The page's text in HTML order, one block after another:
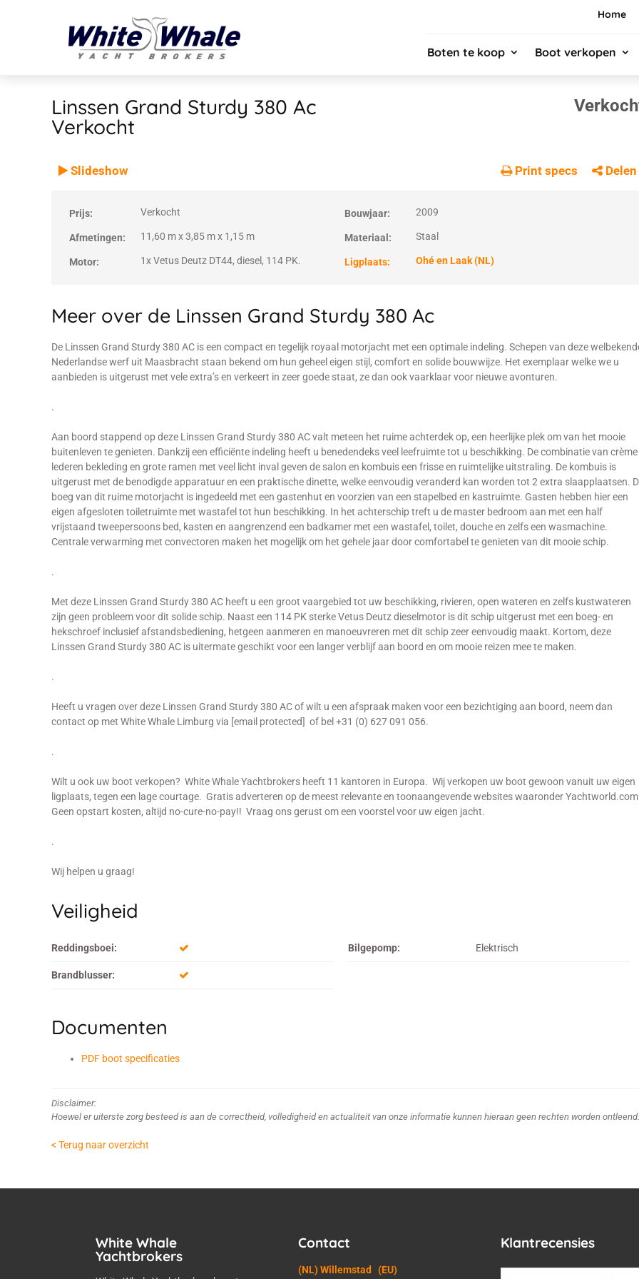
Home
Boten te koop Boot verkopen
Linssen Grand Sturdy 380 Ac
Verkocht
VERKOCHT
Verkocht
Slideshow Print specs Delen
Prijs: Verkocht Bouwjaar: 2009
Afmetingen: 11,60 m x 3,85 m x 1,15 m Materiaal: Staal
Motor: 1x Vetus Deutz DT44, diesel, 114 PK. Ligplaats: Ohé en Laak (NL)
Meer over de Linssen Grand Sturdy 380 Ac
De Linssen Grand Sturdy 380 AC is een compact en tegelijk royaal motorjacht met een optimale indeling. Schepen van deze
Nederlandse werf uit Maasbracht staan bekend om hun geheel eigen stijl, comfort en solide bouwwijze. Het exemplaar welke we u
aanbieden is uitgerust met vele extra’s en verkeert in zeer goede staat, ze dan ook vaarklaar voor nieuwe avonturen.
.
Aan boord stappend op deze Linssen Grand Sturdy 380 AC valt meteen het ruime achterdek op, een heerlijke plek om van het mooie
buitenleven te genieten. Dankzij een efficiënte indeling heeft u benedendeks veel leefruimte tot u beschikking. De combinatie van crème
lederen bekleding en grote ramen met veel licht inval geven de salon en kombuis een frisse en ruimtelijke uitstraling. De kombuis is
uitgerust met de benodigde apparatuur en een praktische dinette, welke eenvoudig veranderd kan worden tot 2 extra slaapplaatsen.
boeg van dit ruime motorjacht is ingedeeld met een gastenhut en voorzien van een stapelbed en kastruimte. Gasten hebben hier een
eigen afgesloten toiletruimte met wastafel tot hun beschikking. In het achterschip treft u de master bedroom aan met een half
vrijstaand tweepersoons bed, kasten en aangrenzend een badkamer met een wastafel, toilet, douche en zelfs een wasmachine.
Centrale verwarming met convectoren maken het mogelijk om het gehele jaar door comfortabel te genieten van dit mooie schip.
.
Met deze Linssen Grand Sturdy 380 AC heeft u een groot vaargebied tot uw beschikking, rivieren, open wateren en zelfs kustwateren
zijn geen probleem voor dit solide schip. Naast een 114 PK sterke Vetus Deutz dieselmotor is dit schip uitgerust met een boeg- en
hekschroef inclusief afstandsbediening, hetgeen aanmeren en manoeuvreren met dit schip zeer eenvoudig maakt. Kortom, deze
Linssen Grand Sturdy 380 AC is uitermate geschikt voor een langer verblijf aan boord en om mooie reizen mee te maken.
.
Heeft u vragen over deze Linssen Grand Sturdy 380 AC of wilt u een afspraak maken voor een bezichtiging aan boord, neem dan
contact op met White Whale Limburg via [email protected] of bel +31 (0) 627 091 056.
.
Wilt u ook uw boot verkopen? White Whale Yachtbrokers heeft 11 kantoren in Europa. Wij verkopen uw boot gewoon vanuit uw eigen
ligplaats, tegen een lage courtage. Gratis adverteren op de meest relevante en toonaangevende websites waaronder Yachtworld.com.
Geen opstart kosten, altijd no-cure-no-pay!! Vraag ons gerust om een voorstel voor uw eigen jacht.
.
Wij helpen u graag!
Veiligheid
Reddingsboei: Bilgepomp: Elektrisch
Brandblusser:
Documenten
PDF boot specificaties
Disclaimer:
Hoewel er uiterste zorg besteed is aan de correctheid, volledigheid en actualiteit van onze informatie kunnen hieraan geen rechten worden ontleend.
< Terug naar overzicht
White Whale
Yachtbrokers
Contact
(NL) Willemstad (EU)
Klantrecensies